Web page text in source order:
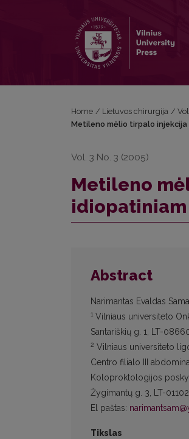
Home / Lietuvos chirurgija /
Metileno mėlio tirpalo
Vol. 3 No. 3 (2005)
Metileno
Abstract
Narimantas Evaldas
1 Vilniaus universiteto
Santariškių g. 1, LT-
2 Vilniaus universiteto
Centro filialo III
Koloproktologijos
Žygimantų g. 3, LT-
El paštas:
Tikslas